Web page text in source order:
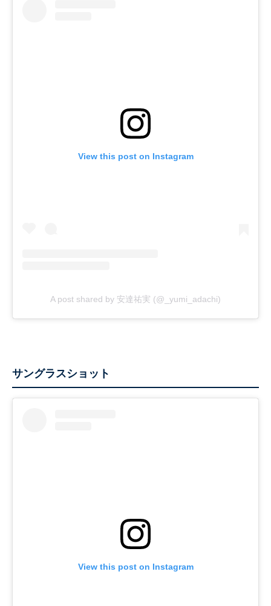
View this post on Instagram
A post shared by 安達祐実 (@_yumi_adachi)
サングラスショット
View this post on Instagram